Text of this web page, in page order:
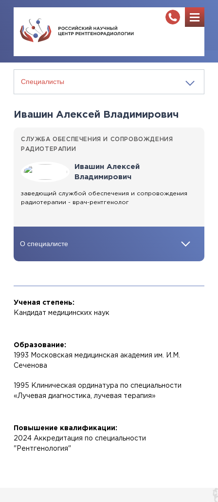
Ивашин Алексей Владимирович
СЛУЖБА ОБЕСПЕЧЕНИЯ И СОПРОВОЖДЕНИЯ
РАДИОТЕРАПИИ
Ивашин Алексей
Владимирович
заведющий службой обеспечения и сопровождения
радиотерапии - врач-рентгенолог
Ученая степень:
Кандидат медицинских наук
Образование:
1993 Московская медицинская академия им. И.М.
Сеченова
1995 Клиническая ординатура по специальности
«Лучевая диагностика, лучевая терапия»
Повышение квалификации:
2024 Аккредитация по специальности
"Рентгенология"